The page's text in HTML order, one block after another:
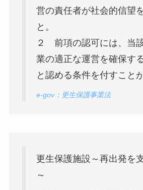
営の責任者が社会的信望
と。
２ 前項の認可には、当
業の適正な運営を確保す
と認める条件を付すこと
e-gov：更生保護事業法
更生保護施設～再出発を
～